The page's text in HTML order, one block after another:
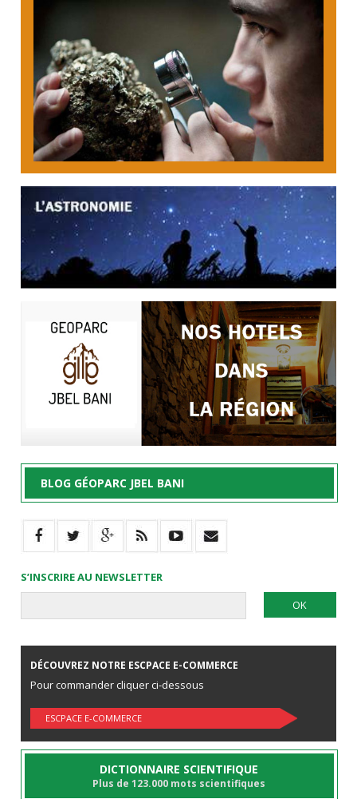
BLOG GÉOPARC JBEL BANI
S’INSCRIRE AU NEWSLETTER
DÉCOUVREZ NOTRE ESCPACE E-COMMERCE
Pour commander cliquer ci-dessous
ESCPACE E-COMMERCE
DICTIONNAIRE SCIENTIFIQUE
Plus de 123.000 mots scientifiques